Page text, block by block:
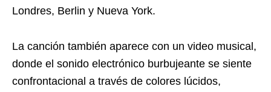
Londres, Berlin y Nueva York.
La canción también aparece con un video musical,
donde el sonido electrónico burbujeante se siente
confrontacional a través de colores lúcidos,